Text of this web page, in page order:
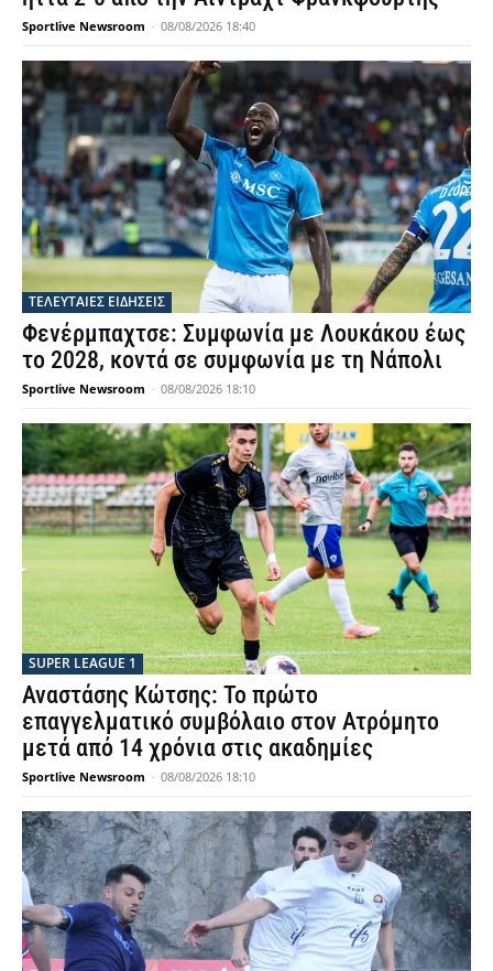
Sportlive Newsroom - 08/08/2026 18:40
ΤΕΛΕΥΤΑΙΕΣ ΕΙΔΗΣΕΙΣ
Φενέρμπαχτσε: Συμφωνία με Λουκάκου έως
το 2028, κοντά σε συμφωνία με τη Νάπολι
Sportlive Newsroom - 08/08/2026 18:10
SUPER LEAGUE 1
Αναστάσης Κώτσης: Το πρώτο
επαγγελματικό συμβόλαιο στον Ατρόμητο
μετά από 14 χρόνια στις ακαδημίες
Sportlive Newsroom - 08/08/2026 18:10